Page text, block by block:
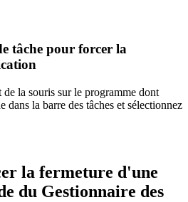
tâche pour forcer la
la souris sur le programme dont
dans la barre des tâches et sélectionnez
la fermeture d'une
du Gestionnaire des